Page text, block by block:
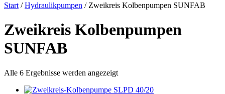
Start /Hydraulikpumpen / Zweikreis Kolbenpumpen SUNFAB
Zweikreis Kolbenpumpen
SUNFAB
Alle 6 Ergebnisse werden angezeigt